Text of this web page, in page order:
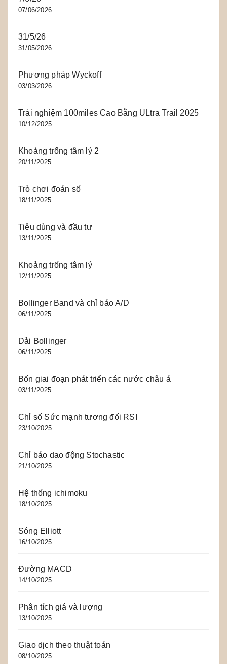
07/06/2026
31/5/26
31/05/2026
Phương pháp Wyckoff
03/03/2026
Trải nghiệm 100miles Cao Bằng ULtra Trail 2025
10/12/2025
Khoảng trống tâm lý 2
20/11/2025
Trò chơi đoán số
18/11/2025
Tiêu dùng và đầu tư
13/11/2025
Khoảng trống tâm lý
12/11/2025
Bollinger Band và chỉ báo A/D
06/11/2025
Dải Bollinger
06/11/2025
Bốn giai đoạn phát triển các nước châu á
03/11/2025
Chỉ số Sức mạnh tương đối RSI
23/10/2025
Chỉ báo dao động Stochastic
21/10/2025
Hệ thống ichimoku
18/10/2025
Sóng Elliott
16/10/2025
Đường MACD
14/10/2025
Phân tích giá và lượng
13/10/2025
Giao dịch theo thuật toán
08/10/2025